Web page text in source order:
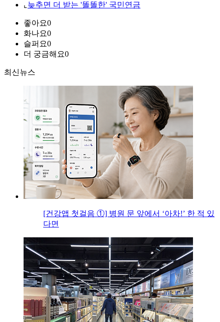
⌞ 늦추면 더 받는 '똘똘한' 국민연금
좋아요0
화나요0
슬퍼요0
더 궁금해요0
최신뉴스
[건강앱 첫걸음 ①] 병원 문 앞에서 ‘아차!’ 한 적 있
다면